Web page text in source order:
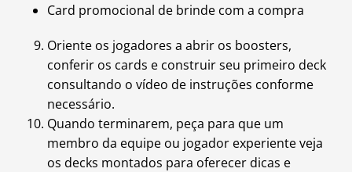
Card promocional de brinde com a compra
Oriente os jogadores a abrir os boosters,
conferir os cards e construir seu primeiro deck
consultando o vídeo de instruções conforme
necessário.
Quando terminarem, peça para que um
membro da equipe ou jogador experiente veja
os decks montados para oferecer dicas e